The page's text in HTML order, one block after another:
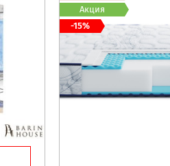
Акция
-15%